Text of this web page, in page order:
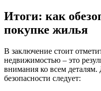
Итоги: как
покупке жилья
В заключение стоит
недвижимостью – это
внимания ко всем
безопасности следует: